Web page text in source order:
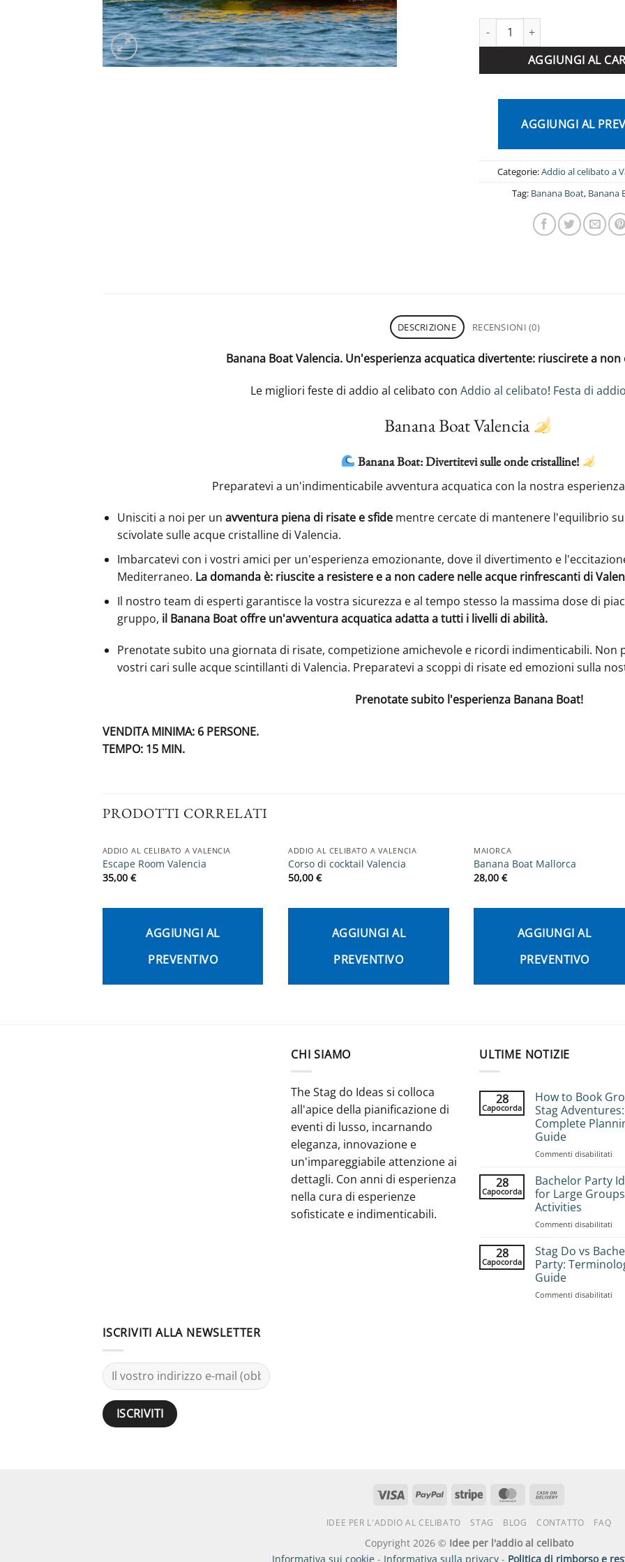
Banana Boat Valencia quantità
AGGIUNGI AL
AGGIUNGI AL
Categorie:Addio al celibato a
Tag: Banana Boat, Banana
DESCRIZIONE RECENSIONI (0)
Banana Boat Valencia. Un'esperienza acquatica divertente: riuscirete a non
Le migliori feste di addio al celibato con Addio al celibato! Festa di
Banana Boat Valencia
Banana Boat: Divertitevi sulle onde cristalline!
Preparatevi a un'indimenticabile avventura acquatica con la nostra
Unisciti a noi per un avventura piena di risate e sfidementre cercate di mantenere l'equilibrio
scivolate sulle acque cristalline di Valencia.
Imbarcatevi con i vostri amici per un'esperienza emozionante, dove il divertimento e
Mediterraneo. La domanda è: riuscite a resistere e a non cadere nelle acque rinfrescanti di
Il nostro team di esperti garantisce la vostra sicurezza e al tempo stesso la massima dose di
gruppo, il Banana Boat offre un'avventura acquatica adatta a tutti i livelli di abilità.
Prenotate subito una giornata di risate, competizione amichevole e ricordi indimenticabili. Non
vostri cari sulle acque scintillanti di Valencia. Preparatevi a scoppi di risate ed emozioni sulla
Prenotate subito l'esperienza Banana Boat!
VENDITA MINIMA: 6 PERSONE.
TEMPO: 15 MIN.
PRODOTTI CORRELATI
ADDIO AL CELIBATO A VALENCIA
Escape Room Valencia
35,00 €
AGGIUNGI AL
PREVENTIVO
ADDIO AL CELIBATO A VALENCIA
Corso di cocktail Valencia
50,00€
AGGIUNGI AL
PREVENTIVO
MAIORCA
Banana Boat Mallorca
28,00€
AGGIUNGI AL
PREVENTIVO
CHI SIAMO
The Stag do Ideas si colloca
all'apice della pianificazione di
eventi di lusso, incarnando
eleganza, innovazione e
un'impareggiabile attenzione ai
dettagli. Con anni di esperienza
nella cura di esperienze
sofisticate e indimenticabili.
ULTIME NOTIZIE
28
Capocorda
How to Book
Stag Adventures:
Complete
Guide
Commenti disabilitati
to
28
Capocorda
Bachelor Party
for Large
Activities
Commenti disabilitati
Ideas
for
28
Capocorda
Stag Do vs
Party:
Guide
Commenti disabilitati
ISCRIVITI ALLA NEWSLETTER
Visto PayPal Striscia MasterCard
consegna
IDEE PER L'ADDIO AL CELIBATO STAG BLOG CONTATTO FAQ
Copyright 2026 © Idee per l'addio al celibato
Informativa sui cookie - Informativa sulla privacy - Politica di rimborso e